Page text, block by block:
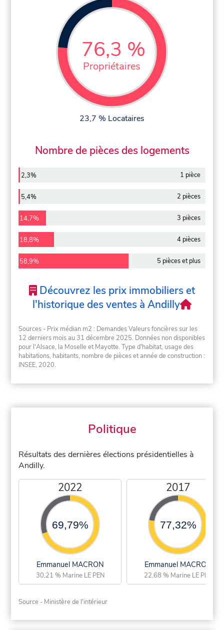
76,3 %
Propriétaires
23,7 % Locataires
Nombre de pièces des logements
2,3% 1 pièce
5,4% 2 pièces
14,7% 3 pièces
18,8% 4 pièces
58,9% 5 pièces et plus
Découvrez les prix immobiliers et
l'historique des ventes à Andilly
Sources - Prix médian m2 : Demandes Valeurs foncières sur les
12 derniers mois au 31 décembre 2025. Données non disponibles
pour l'Alsace, la Moselle et Mayotte. Type d'habitat, usage des
habitations, habitants, nombre de pièces et année de construction :
INSEE, 2020.
Politique
Résultats des dernières élections présidentielles à
Andilly.
2022
69,79%
Emmanuel MACRON
30,21 % Marine LE PEN
2017
77,32%
Emmanuel MACRON
22,68 % Marine LE PEN
Source - Ministère de l'intérieur